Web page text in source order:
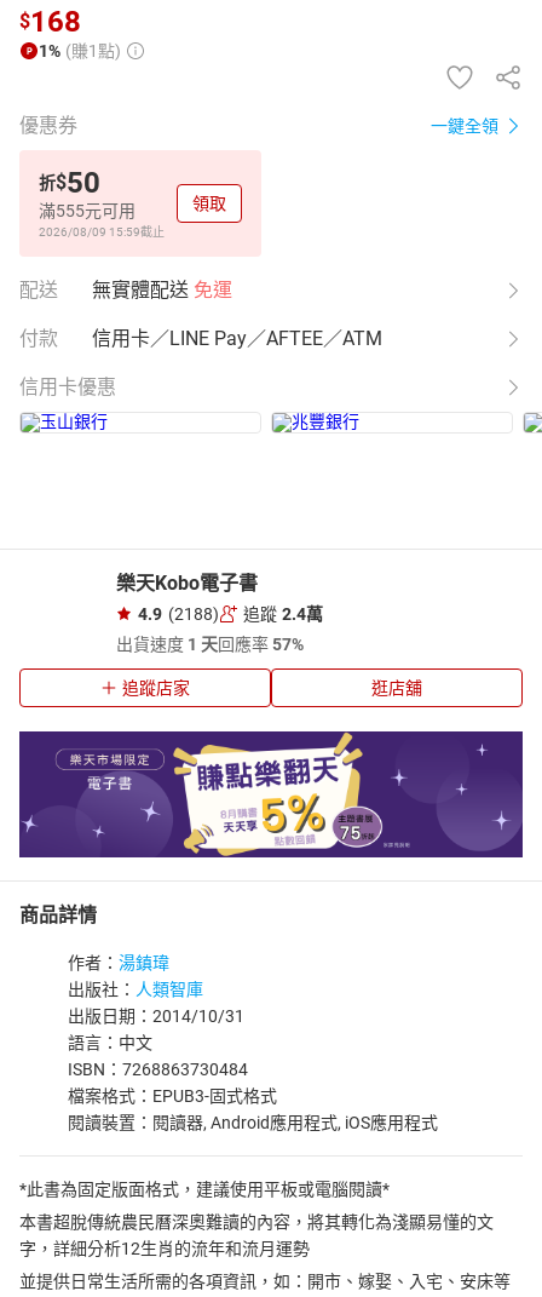
$168
1% (賺1點)
優惠券 一鍵全領
折$50
滿555元可用
2026/08/09 15:59截止
領取
配送 無實體配送 免運
付款 信用卡／LINE Pay／AFTEE／ATM
信用卡優惠
樂天Kobo電子書
4.9 (2188) 追蹤 2.4萬
出貨速度 1 天回應率57%
追蹤店家 逛店舖
商品詳情
作者： 湯鎮瑋
出版社： 人類智庫
出版日期：2014/10/31
語言：中文
ISBN：7268863730484
檔案格式：EPUB3-固式格式
閱讀裝置：閱讀器, Android應用程式, iOS應用程式
*此書為固定版面格式，建議使用平板或電腦閱讀*
本書超脫傳統農民曆深奧難讀的內容，將其轉化為淺顯易懂的文
字，詳細分析12生肖的流年和流月運勢
並提供日常生活所需的各項資訊，如：開市、嫁娶、入宅、安床等